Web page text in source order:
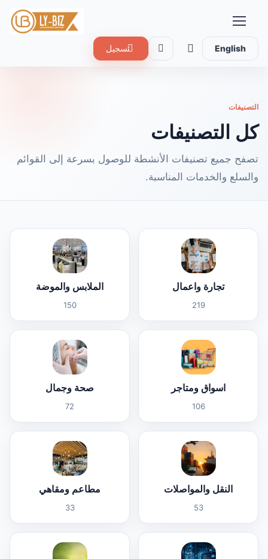
English تسجيل
التصنيفات
كل التصنيفات
تصفح جميع تصنيفات الأنشطة للوصول بسرعة إلى القوائم
والسلع والخدمات المناسبة.
تجارة واعمال
219
الملابس والموضة
150
اسواق ومتاجر
106
صحة وجمال
72
النقل والمواصلات
53
مطاعم ومقاهي
33